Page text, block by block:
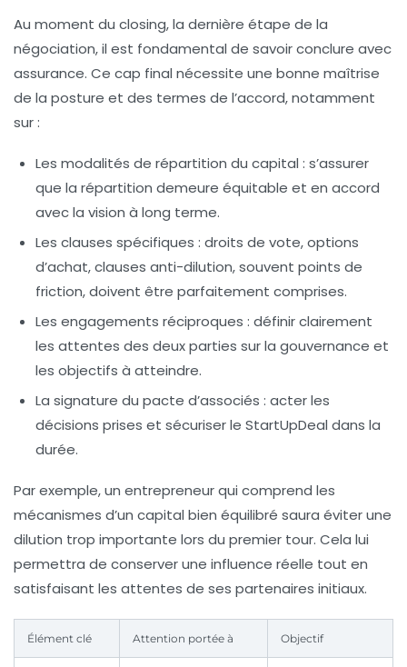
Au moment du closing, la dernière étape de la
négociation, il est fondamental de savoir conclure avec
assurance. Ce cap final nécessite une bonne maîtrise
de la posture et des termes de l’accord, notamment
sur :
Les modalités de répartition du capital : s’assurer
que la répartition demeure équitable et en accord
avec la vision à long terme.
Les clauses spécifiques : droits de vote, options
d’achat, clauses anti-dilution, souvent points de
friction, doivent être parfaitement comprises.
Les engagements réciproques : définir clairement
les attentes des deux parties sur la gouvernance et
les objectifs à atteindre.
La signature du pacte d’associés : acter les
décisions prises et sécuriser le StartUpDeal dans la
durée.
Par exemple, un entrepreneur qui comprend les
mécanismes d’un capital bien équilibré saura éviter une
dilution trop importante lors du premier tour. Cela lui
permettra de conserver une influence réelle tout en
satisfaisant les attentes de ses partenaires initiaux.
Élément clé Attention portée à Objectif